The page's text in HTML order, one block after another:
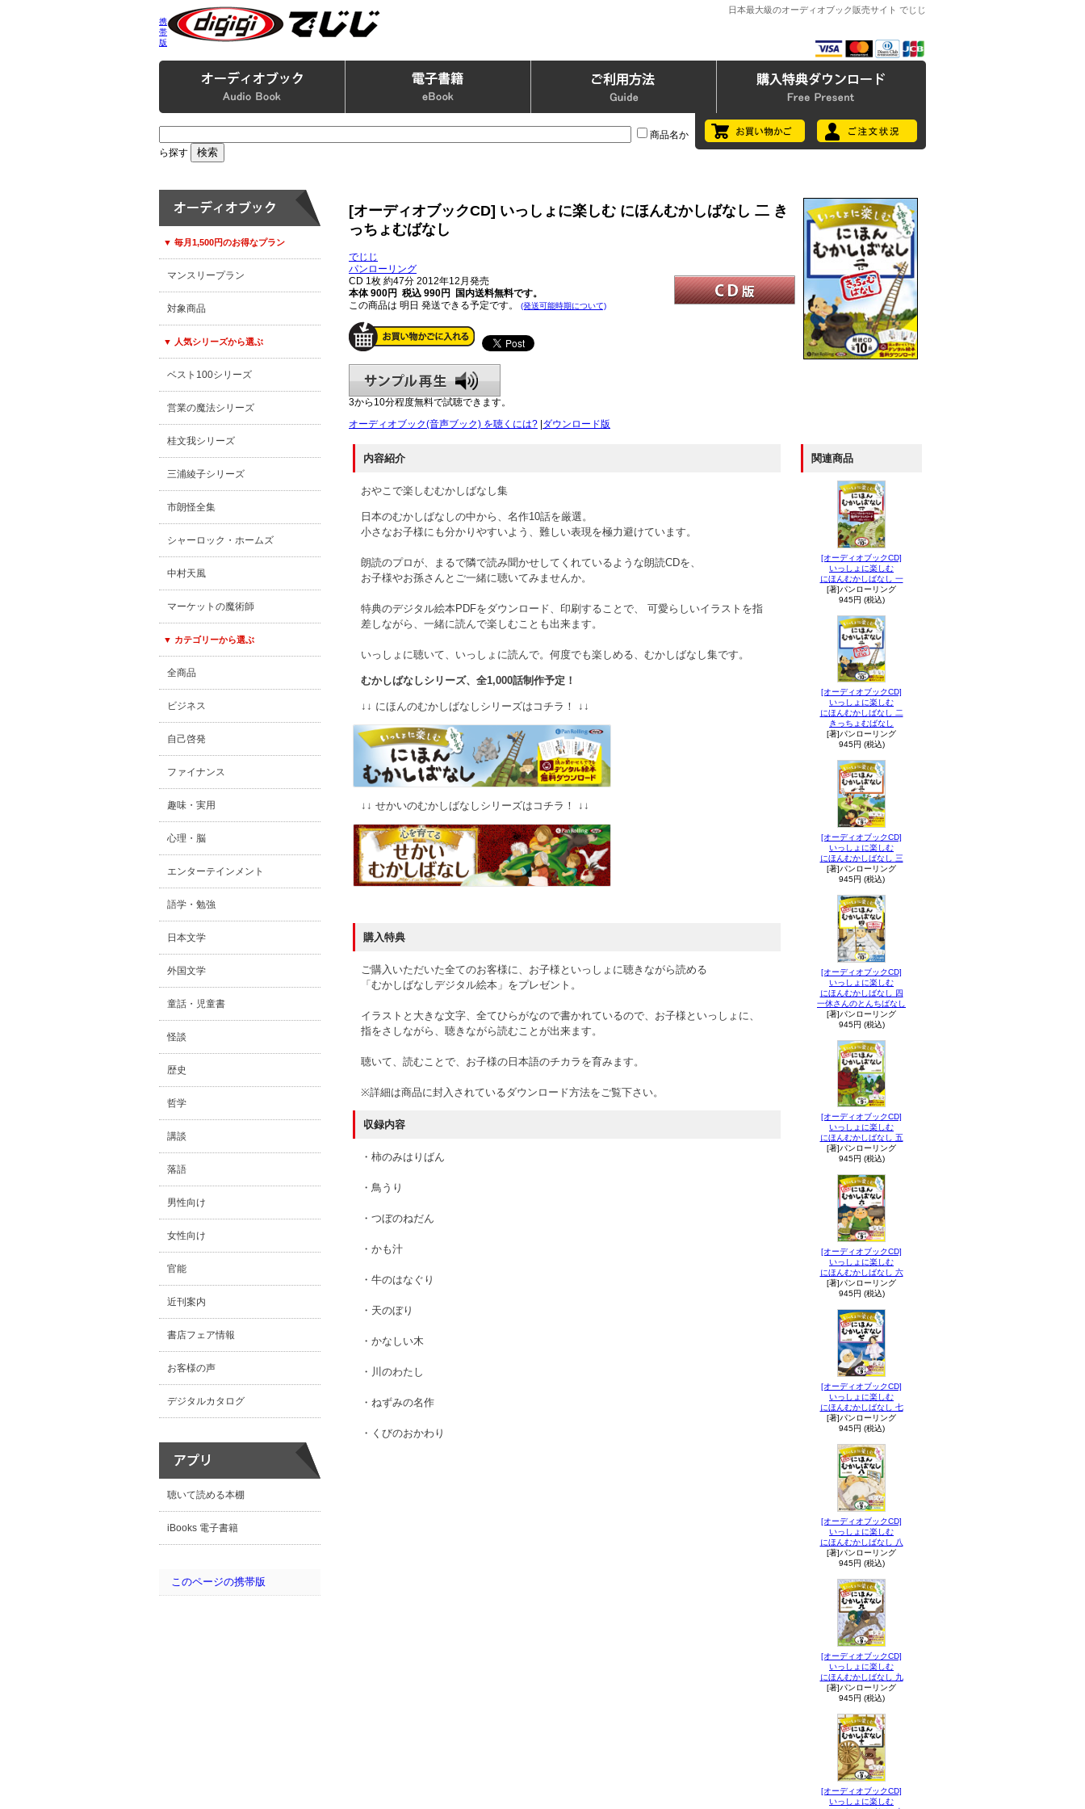
携
帯
版
日本最大級のオーディオブック販売サイト でじじ
商品名か
ら探す
▼ 毎月1,500円のお得なプラン
マンスリープラン
対象商品
▼ 人気シリーズから選ぶ
ベスト100シリーズ
営業の魔法シリーズ
桂文我シリーズ
三浦綾子シリーズ
市朗怪全集
シャーロック・ホームズ
中村天風
マーケットの魔術師
▼ カテゴリーから選ぶ
全商品
ビジネス
自己啓発
ファイナンス
趣味・実用
心理・脳
エンターテインメント
語学・勉強
日本文学
外国文学
童話・児童書
怪談
歴史
哲学
講談
落語
男性向け
女性向け
官能
近刊案内
書店フェア情報
お客様の声
デジタルカタログ
聴いて読める本棚
iBooks 電子書籍
このページの携帯版
[オーディオブックCD] いっしょに楽しむ にほんむかしばなし 二 き
っちょむばなし
でじじ
パンローリング
CD 1枚 約47分 2012年12月発売
本体 900円 税込 990円 国内送料無料です。
この商品は 明日 発送できる予定です。
(発送可能時期について)
3から10分程度無料で試聴できます。
オーディオブック(音声ブック) を聴くには? |ダウンロード版
内容紹介
おやこで楽しむむかしばなし集
日本のむかしばなしの中から、名作10話を厳選。
小さなお子様にも分かりやすいよう、難しい表現を極力避けています。
朗読のプロが、まるで隣で読み聞かせしてくれているような朗読CDを、
お子様やお孫さんとご一緒に聴いてみませんか。
特典のデジタル絵本PDFをダウンロード、印刷することで、 可愛らしいイラストを指
差しながら、一緒に読んで楽しむことも出来ます。
いっしょに聴いて、いっしょに読んで。何度でも楽しめる、むかしばなし集です。
むかしばなしシリーズ、全1,000話制作予定！
↓↓ にほんのむかしばなしシリーズはコチラ！ ↓↓
↓↓ せかいのむかしばなしシリーズはコチラ！ ↓↓
購入特典
ご購入いただいた全てのお客様に、お子様といっしょに聴きながら読める
「むかしばなしデジタル絵本」をプレゼント。
イラストと大きな文字、全てひらがなので書かれているので、お子様といっしょに、
指をさしながら、聴きながら読むことが出来ます。
聴いて、読むことで、お子様の日本語のチカラを育みます。
※詳細は商品に封入されているダウンロード方法をご覧下さい。
収録内容
・柿のみはりばん
・鳥うり
・つぼのねだん
・かも汁
・牛のはなぐり
・天のぼり
・かなしい木
・川のわたし
・ねずみの名作
・くびのおかわり
関連商品
[オーディオブックCD]
いっしょに楽しむ
にほんむかしばなし 一
[著]パンローリング
945円 (税込)
[オーディオブックCD]
いっしょに楽しむ
にほんむかしばなし 二
きっちょむばなし
[著]パンローリング
945円 (税込)
[オーディオブックCD]
いっしょに楽しむ
にほんむかしばなし 三
[著]パンローリング
945円 (税込)
[オーディオブックCD]
いっしょに楽しむ
にほんむかしばなし 四
一休さんのとんちばなし
[著]パンローリング
945円 (税込)
[オーディオブックCD]
いっしょに楽しむ
にほんむかしばなし 五
[著]パンローリング
945円 (税込)
[オーディオブックCD]
いっしょに楽しむ
にほんむかしばなし 六
[著]パンローリング
945円 (税込)
[オーディオブックCD]
いっしょに楽しむ
にほんむかしばなし 七
[著]パンローリング
945円 (税込)
[オーディオブックCD]
いっしょに楽しむ
にほんむかしばなし 八
[著]パンローリング
945円 (税込)
[オーディオブックCD]
いっしょに楽しむ
にほんむかしばなし 九
[著]パンローリング
945円 (税込)
[オーディオブックCD]
いっしょに楽しむ